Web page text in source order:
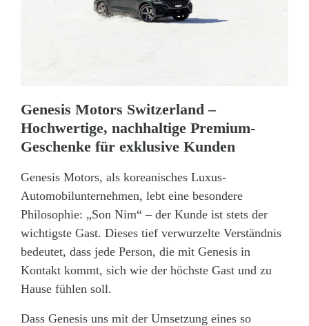
Genesis Motors Switzerland –
Hochwertige, nachhaltige Premium-
Geschenke für exklusive Kunden
Genesis Motors, als koreanisches Luxus-
Automobilunternehmen, lebt eine besondere
Philosophie: „Son Nim“ – der Kunde ist stets der
wichtigste Gast. Dieses tief verwurzelte Verständnis
bedeutet, dass jede Person, die mit Genesis in
Kontakt kommt, sich wie der höchste Gast und zu
Hause fühlen soll.
Dass Genesis uns mit der Umsetzung eines so